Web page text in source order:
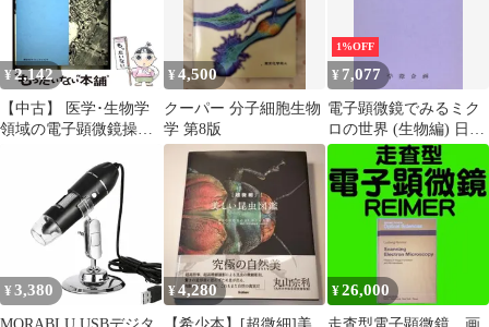
¥2,142
【中古】 医学･生物学
領域の電子顕微鏡操作
¥4,500
クーパー 分子細胞生物
学 第8版
1%OFF
¥ 7,077
電子顕微鏡でみるミク
ロの世界 (生物編) 日本
電子顕微鏡学会
¥ 3,380 ¥4,280 ¥26,000